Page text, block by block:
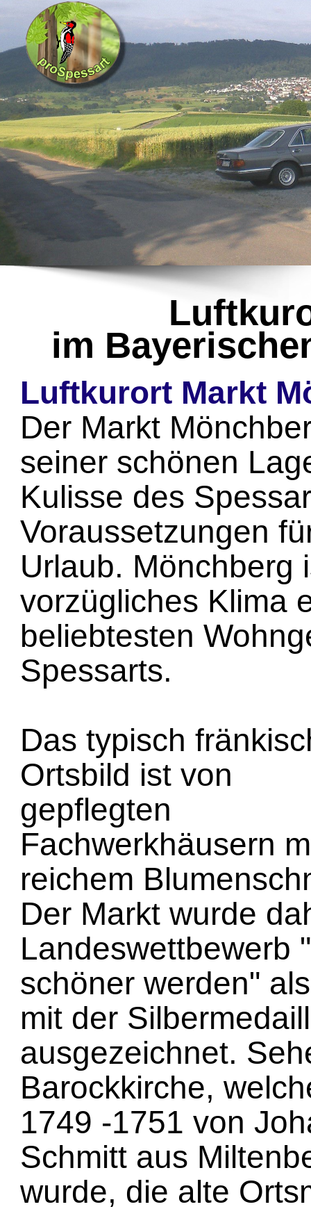
im
Luftkurort Markt
Der Markt
seiner schönen
Kulisse des
Voraussetzungen
Urlaub. Mönchberg
vorzügliches Klima
beliebtesten
Spessarts.
Das typisch
Ortsbild ist von
gepflegten
Fachwerkhäusern
reichem
Der Markt wurde
Landeswettbewerb
schöner werden"
mit der
ausgezeichnet.
Barockkirche,
1749 -1751 von
Schmitt aus
wurde, die alte